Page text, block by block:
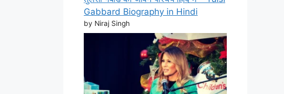
Gabbard Biography in Hindi
by Niraj Singh